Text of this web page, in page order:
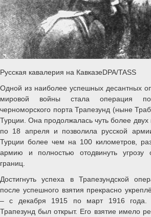
Русская кавалерия на КавказеDPA/TASS
Одной из наиболее успешных десантных
мировой войны стала операция по
черноморского порта Трапезунд (ныне
Турции. Она продолжалась чуть более
по 18 апреля и позволила русской
Турции более чем на 100 километров,
армию и полностью отодвинуть угрозу
границ.
Достигнуть успеха в Трапезундской
после успешного взятия прекрасно
– с декабря 1915 по март 1916 года.
Трапезунд был открыт. Его взятие имело